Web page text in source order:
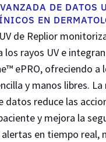
DE DATOS
EN
de Replior
los rayos UV e
ePRO, ofreciendo a
y manos libres.
datos reduce las
y mejora la
en tiempo real,